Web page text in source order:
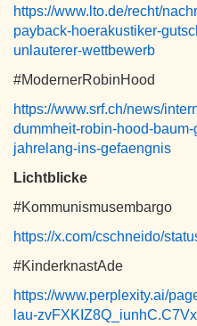
https://www.lto.de/recht/
payback-hoerakustiker-
unlauterer-wettbewerb
#ModernerRobinHood
https://www.srf.ch/news/
dummheit-robin-hood-
jahrelang-ins-gefaengnis
Lichtblicke
#Kommunismusembargo
https://x.com/cschneido/
#KinderknastAde
https://www.perplexity.ai/
lau-